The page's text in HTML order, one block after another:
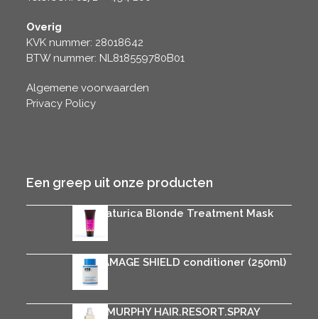
Overig
KVK nummer: 28018642
BTW nummer: NL818559780B01
Algemene voorwaarden
Privacy Policy
Een greep uit onze producten
Rica Naturica Blonde Treatment Mask
29.95
K18 DAMAGE SHIELD conditioner (250ml)
36.00
KEVIN.MURPHY HAIR.RESORT.SPRAY